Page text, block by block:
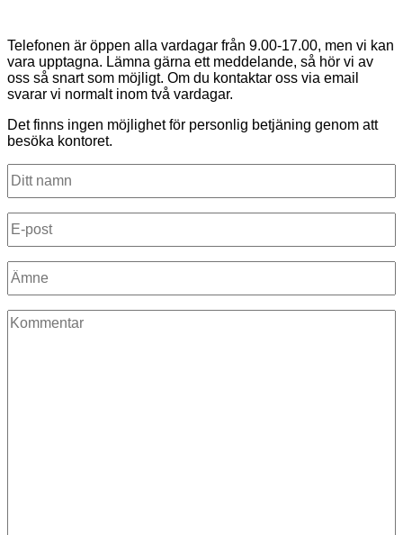
Telefonen är öppen alla vardagar från 9.00-17.00, men vi kan
vara upptagna. Lämna gärna ett meddelande, så hör vi av
oss så snart som möjligt. Om du kontaktar oss via email
svarar vi normalt inom två vardagar.
Det finns ingen möjlighet för personlig betjäning genom att
besöka kontoret.
namn*
post*
Ämne
Kommentar*